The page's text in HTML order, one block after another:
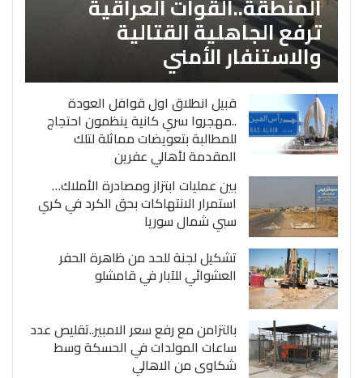
ترفع الجاهلية القتالية
والاستنفار الأمني
قبيل انطلاق اول قوافل العودة
..مهجروا سري كانية ينظمون احتجاج
للمطالبة بتعويضات مماثلة لتلك
المقدمة لأهالي عفرين
بين عمليات ابتزاز ومصادرة الأملاك…
استمرار الانتهاكات بحق الكرد في كري
سبي شمال سوريا
تشكيل لجنة للحد من ظاهرة الحفر
العشوائي للآبار في قامشلو
بالتزامن مع رفع سعر الامبير..تقليص عدد
ساعات المولدات في الحسكة وسط
شكاوى من الاهالي